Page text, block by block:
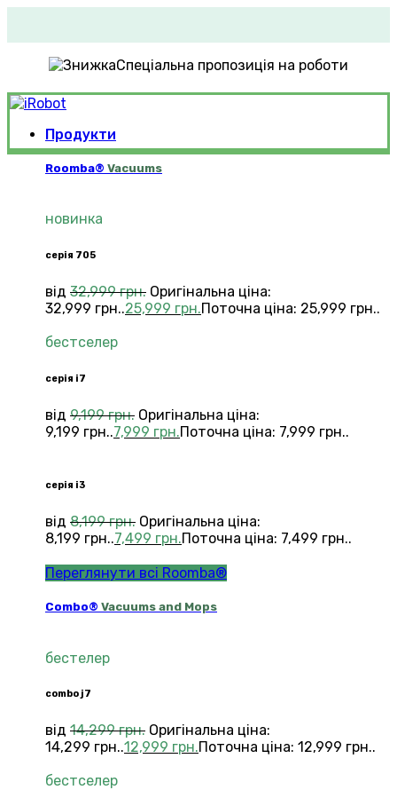
Спеціальна пропозиція на роботи
Продукти
Roomba® Vacuums
новинка
серія 705
від 32,999грн. Оригінальна ціна:
32,999 грн..25,999 грн.Поточна ціна: 25,999 грн..
бестселер
серія i7
від 9,199грн. Оригінальна ціна:
9,199 грн..7,999 грн.Поточна ціна: 7,999 грн..
серія i3
від 8,199грн. Оригінальна ціна:
8,199 грн..7,499 грн.Поточна ціна: 7,499 грн..
Переглянути всі Roomba®
Combo® Vacuums and Mops
бестелер
combo j7
від 14,299грн. Оригінальна ціна:
14,299 грн..12,999 грн.Поточна ціна: 12,999 грн..
бестселер